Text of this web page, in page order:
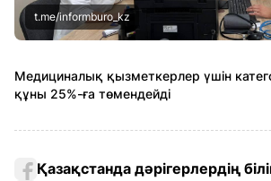
t.me/informburo_kz
Медициналық қызметкерлер үшін
құны 25%-ға төмендейді
Қазақстанда дәрігерлердің